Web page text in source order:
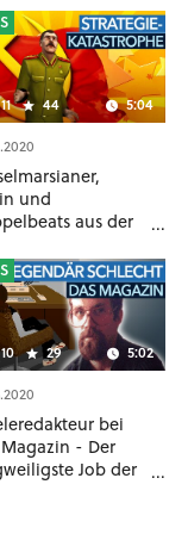
44 5:04
und
aus der
aller
29 5:02
bei
Magazin - Der
Job der